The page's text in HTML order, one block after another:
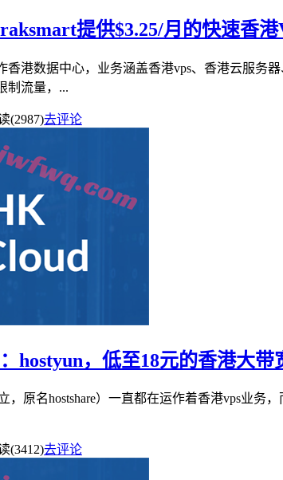
提供$3.25/月的快速香
香港数据中心，业务涵盖香港vps、香港云服务
制流量，...
(2987)去评论
hostyun，低至18元的香港大带
，原名hostshare）一直都在运作着香港vps业务
(3412)去评论